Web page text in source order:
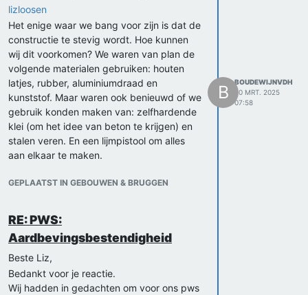
lizloosen
Het enige waar we bang voor zijn is dat de
constructie te stevig wordt. Hoe kunnen
wij dit voorkomen? We waren van plan de
volgende materialen gebruiken: houten
latjes, rubber, aluminiumdraad en
kunststof. Maar waren ook benieuwd of we
gebruik konden maken van: zelfhardende
klei (om het idee van beton te krijgen) en
stalen veren. En een lijmpistool om alles
aan elkaar te maken.
GEPLAATST IN GEBOUWEN & BRUGGEN
B
BOUDEWIJNVDH
20 MRT. 2025
07:58
RE: PWS:
Aardbevingsbestendigheid
Beste Liz,
Bedankt voor je reactie.
Wij hadden in gedachten om voor ons pws